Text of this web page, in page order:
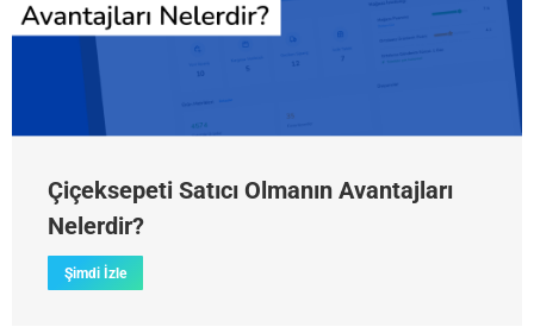
Çiçeksepeti Satıcı Olmanın Avantajları
Nelerdir?
Şimdi İzle